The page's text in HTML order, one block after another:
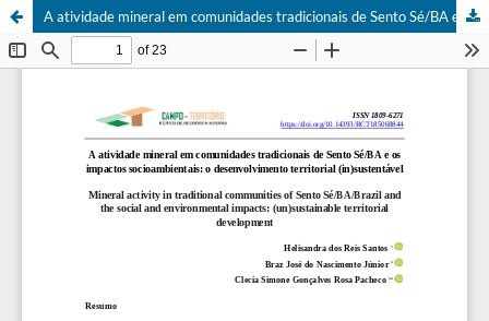
A atividade mineral em comunidades tradicionais de Sento Sé/BA e os impactos socioambientais